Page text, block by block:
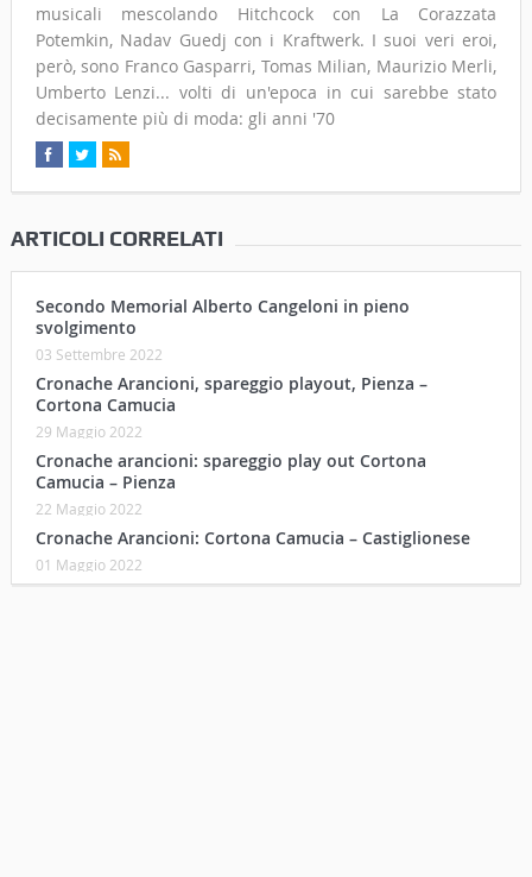
musicali mescolando Hitchcock con La Corazzata
Potemkin, Nadav Guedj con i Kraftwerk. I suoi veri eroi,
però, sono Franco Gasparri, Tomas Milian, Maurizio Merli,
Umberto Lenzi... volti di un'epoca in cui sarebbe stato
decisamente più di moda: gli anni '70
ARTICOLI CORRELATI
Secondo Memorial Alberto Cangeloni in pieno
svolgimento
03 Settembre 2022
Cronache Arancioni, spareggio playout, Pienza –
Cortona Camucia
29 Maggio 2022
Cronache arancioni: spareggio play out Cortona
Camucia – Pienza
22 Maggio 2022
Cronache Arancioni: Cortona Camucia – Castiglionese
01 Maggio 2022